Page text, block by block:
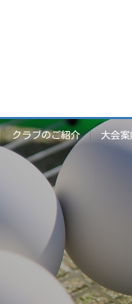
クラブのご紹介 大会案